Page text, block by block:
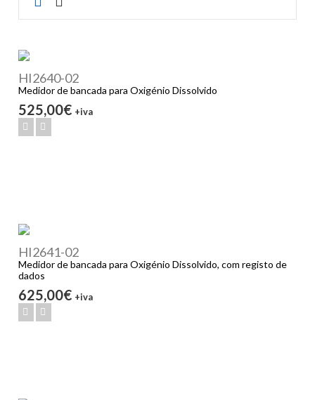
HI2640-02
Medidor de bancada para Oxigénio Dissolvido
525,00€ +iva
HI2641-02
Medidor de bancada para Oxigénio Dissolvido, com registo de
dados
625,00€ +iva